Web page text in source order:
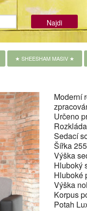
★ SHEESHAM MASIV ★
Moderní
Určeno
Sedací
Šířka
Výška
Hluboký
Hluboké
Výška
Korpus
Potah